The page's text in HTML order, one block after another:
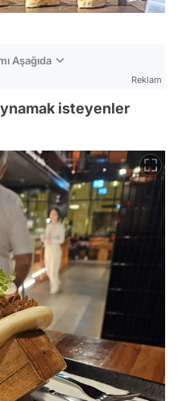
Aşağıda
Reklam
isteyenler